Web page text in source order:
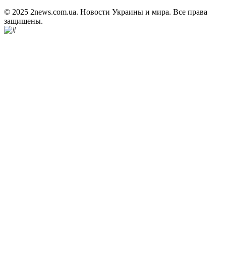
© 2025 2news.com.ua. Новости Украины и мира. Все права
защищены.